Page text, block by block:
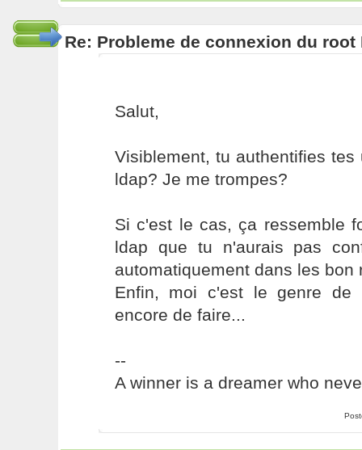
Re: Probleme de connexion du root
Salut,
Visiblement, tu authentifies
ldap? Je me trompes?
Si c'est le cas, ça ressemble
ldap que tu n'aurais pas
automatiquement dans les bon
Enfin, moi c'est le genre de
encore de faire...
--
A winner is a dreamer who